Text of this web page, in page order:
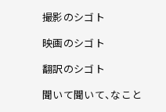
撮影のシゴト
映画のシゴト
翻訳のシゴト
聞いて聞いて、なこと